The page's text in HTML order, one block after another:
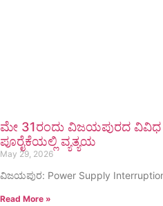
ಮೇ 31ರಂದು ವಿಜಯಪುರದ ವಿವಿಧ
ಪೂರೈಕೆಯಲ್ಲಿ ವ್ಯತ್ಯಯ
May 29, 2026
ವಿಜಯಪುರ: Power Supply
Read More »